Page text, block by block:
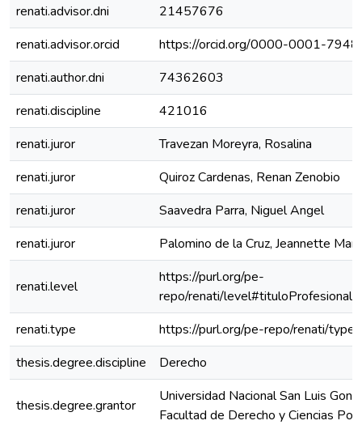
renati.advisor.dni
21457676
renati.advisor.orcid
https://orcid.org/0000-0001-
renati.author.dni
74362603
renati.discipline
421016
renati.juror
Travezan Moreyra, Rosalina
renati.juror
Quiroz Cardenas, Renan Zenobio
renati.juror
Saavedra Parra, Niguel Angel
renati.juror
Palomino de la Cruz, Jeannette
renati.level
https://purl.org/pe-
repo/renati/level#tituloProfesional
renati.type
https://purl.org/pe-repo/renati/
thesis.degree.discipline
Derecho
thesis.degree.grantor
Universidad Nacional San Luis
Facultad de Derecho y Ciencias